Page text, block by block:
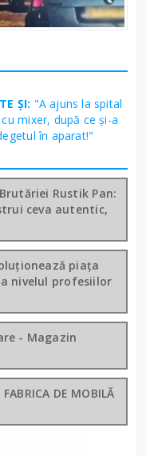
ȘI: "A ajuns la spital
mixer, după ce și-a
în aparat!"
Rustik Pan:
ceva autentic,
piața
nivelul profesiilor
- Magazin
DE MOBILĂ